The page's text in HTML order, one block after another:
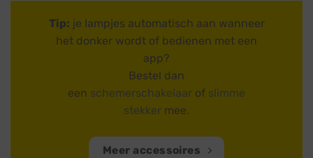
Tip: je lampjes automatisch aan wanneer
het donker wordt of bedienen met een
app?
Bestel dan
een schemerschakelaar of slimme
stekker mee.
Meer accessoires